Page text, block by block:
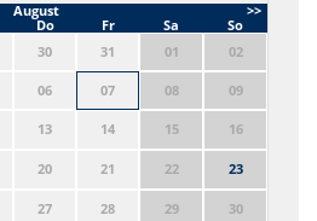
>>
August
Do Fr Sa
So
30 31 01 02
06 07 08 09
13 14 15 16
20 21 22 23
27 28 29 30